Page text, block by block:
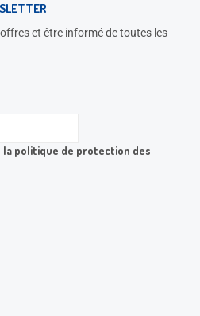
et être informé de toutes les
la politique de protection des